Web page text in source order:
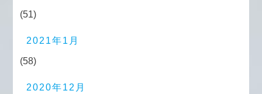
(51)
2021年1月
(58)
2020年12月